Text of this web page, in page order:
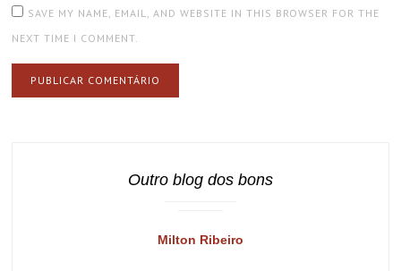
SAVE MY NAME, EMAIL, AND WEBSITE IN THIS BROWSER FOR THE
NEXT TIME I COMMENT.
Outro blog dos bons
Milton Ribeiro